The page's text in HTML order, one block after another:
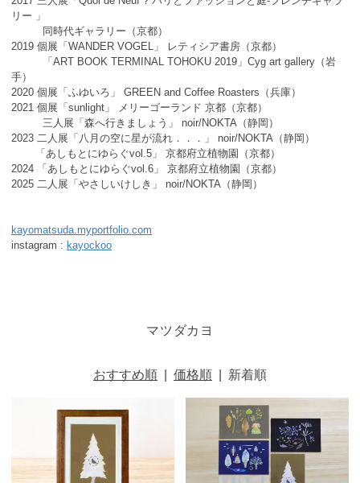
リー 」
同時代ギャラリー（京都）
2019 個展「WANDER VOGEL」 レティシア書房（京都）
「ART BOOK TERMINAL TOHOKU 2019」Cyg art gallery（岩
手）
2020 個展「ふゆいろ」 GREEN and Coffee Roasters（兵庫）
2021 個展「sunlight」 メリーゴーランド 京都（京都）
三人展「森へ行きましょう」 noir/NOKTA（静岡）
2023 二人展「八月の空に星が流れ．．．」 noir/NOKTA（静岡）
「あしもとにゆらぐvol.5」 京都府立植物園（京都）
2024 「あしもとにゆらぐvol.6」 京都府立植物園（京都）
2025 二人展「やさしいけしき」 noir/NOKTA（静岡）
kayomatsuda.myportfolio.com
instagram : kayockoo
マツダカヨ
おすすめ順 価格順 新着順